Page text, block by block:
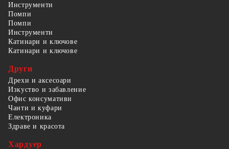
Инструменти
Помпи
Помпи
Инструменти
Катинари и ключове
Катинари и ключове
Други
Дрехи и аксесоари
Изкуство и забавление
Офис консумативи
Чанти и куфари
Електроника
Здраве и красота
Хардуер